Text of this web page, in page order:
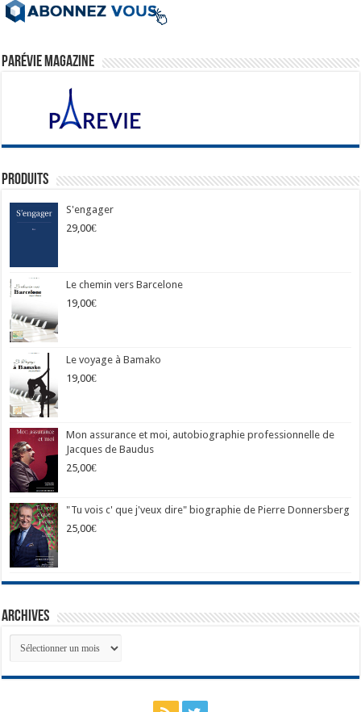
ParéVie Magazine
Produits
S'engager
29,00€
Le chemin vers Barcelone
19,00€
Le voyage à Bamako
19,00€
Mon assurance et moi, autobiographie professionnelle de
Jacques de Baudus
25,00€
"Tu vois c' que j'veux dire" biographie de Pierre Donnersberg
25,00€
Archives
Archives